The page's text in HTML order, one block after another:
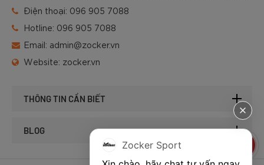
Điện thoại: 096 905 7088
Hotline: 096 905 7088
Email: admin@zocker.vn
Website: zocker.vn
THÔNG TIN CẦN BIẾT
BLOG
Zocker Sport